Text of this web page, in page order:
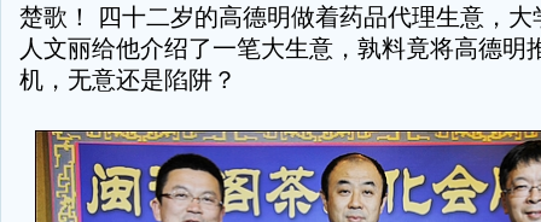
楚歌！ 四十二岁的高德明做着药品代理生意，
人文丽给他介绍了一笔大生意，孰料竟将高德明
机，无意还是陷阱？